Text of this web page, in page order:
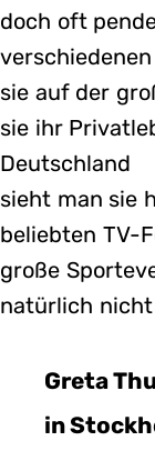
doch oft
sie auf der
sie ihr
Deutschland
sieht man sie
beliebten TV-
große
natürlich
Greta
in